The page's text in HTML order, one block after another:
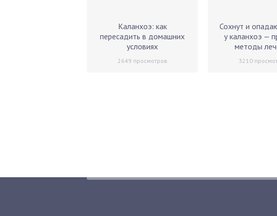
Каланхоэ: как
пересадить в домашних
условиях
2649 просмотров
Сохнут и
у каланхоэ —
методы
3210